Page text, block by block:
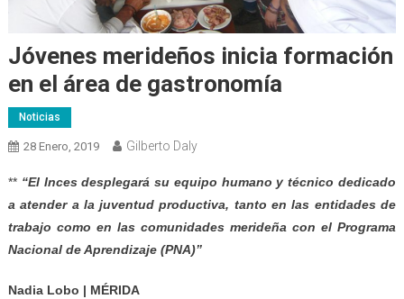
Jóvenes merideños inicia formación
en el área de gastronomía
Noticias
28 Enero, 2019 Gilberto Daly
** “El Inces desplegará su equipo humano y técnico dedicado
a atender a la juventud productiva, tanto en las entidades de
trabajo como en las comunidades merideña con el Programa
Nacional de Aprendizaje (PNA)”
Nadia Lobo | MÉRIDA